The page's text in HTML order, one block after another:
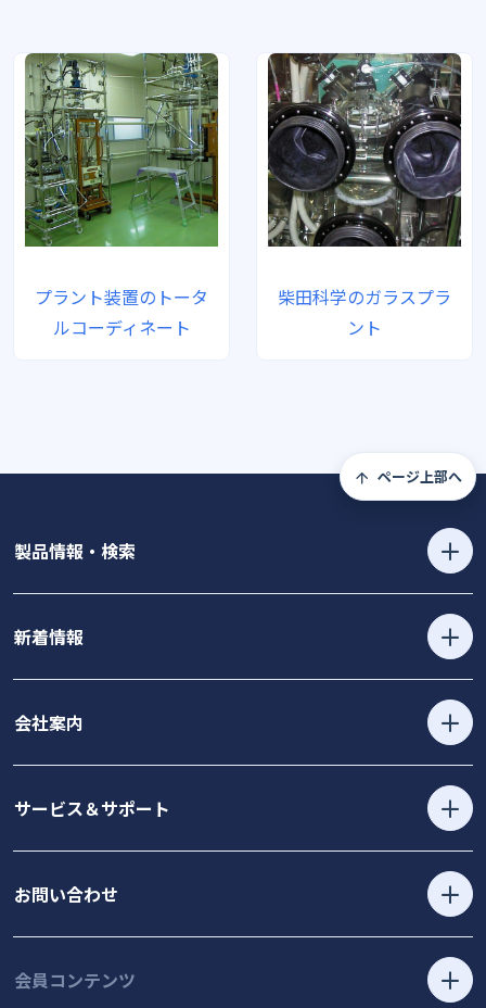
プラント装置のトータ
ルコーディネート
柴田科学のガラスプラ
ント
ページ上部へ
製品情報・検索
新着情報
会社案内
サービス＆サポート
お問い合わせ
会員コンテンツ